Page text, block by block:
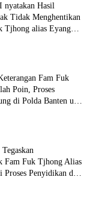
Hasil
Tidak Menghentikan
Tjhong alias Eyang
Fam Fuk
Poin, Proses
di Polda Banten ujar
Fam Fuk Tjhong Alias
Penyidikan dan